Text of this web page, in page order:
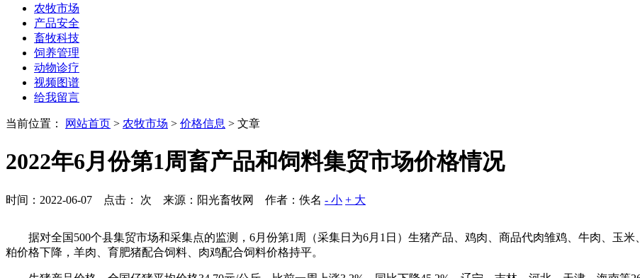
农牧市场
产品安全
畜牧科技
饲养管理
动物诊疗
视频图谱
给我留言
当前位置： 网站首页 > 农牧市场 > 价格信息 > 文章
2022年6月份第1周畜产品和饲料集贸市场价格情况
时间：2022-06-07 点击： 次 来源：阳光畜牧网 作者：佚名 - 小 + 大
据对全国500个县集贸市场和采集点的监测，6月份第1周（采集日为6月1日）生猪产品、鸡肉、商品代肉雏鸡、牛肉、玉
粕价格下降，羊肉、育肥猪配合饲料、肉鸡配合饲料价格持平。